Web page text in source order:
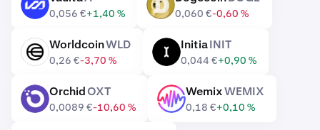
A
0,056 €+1,40 %
DOGE
0,060 €-0,60 %
WLD WorldcoinWLD
0,26 €-3,70 %
InitiaINIT
0,044 €+0,90 %
OXT OrchidOXT
0,0089 €-10,60 %
WEMIX WemixWEMIX
0,18 €+0,10 %